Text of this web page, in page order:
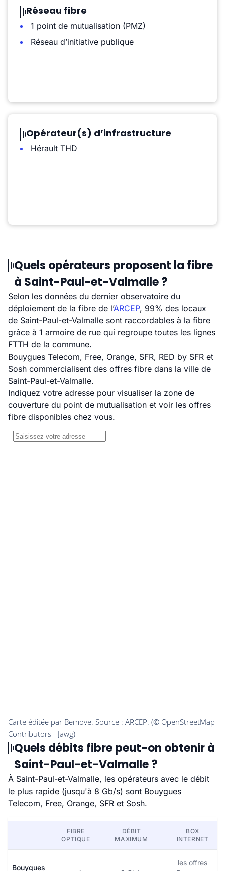
Réseau fibre
1 point de mutualisation (PMZ)
Réseau d’initiative publique
Opérateur(s) d’infrastructure
Hérault THD
Quels opérateurs proposent la fibre
à Saint-Paul-et-Valmalle ?
Selon les données du dernier observatoire du
déploiement de la fibre de l’ARCEP, 99% des locaux
de Saint-Paul-et-Valmalle sont raccordables à la fibre
grâce à 1 armoire de rue qui regroupe toutes les lignes
FTTH de la commune.
Bouygues Telecom, Free, Orange, SFR, RED by SFR et
Sosh commercialisent des offres fibre dans la ville de
Saint-Paul-et-Valmalle.
Indiquez votre adresse pour visualiser la zone de
couverture du point de mutualisation et voir les offres
fibre disponibles chez vous.
Quels débits fibre peut-on obtenir à
Saint-Paul-et-Valmalle ?
À Saint-Paul-et-Valmalle, les opérateurs avec le débit
le plus rapide (jusqu'à 8 Gb/s) sont Bouygues
Telecom, Free, Orange, SFR et Sosh.
FIBRE
OPTIQUE
DÉBIT
MAXIMUM
BOX
INTERNET
Bouygues
les offres